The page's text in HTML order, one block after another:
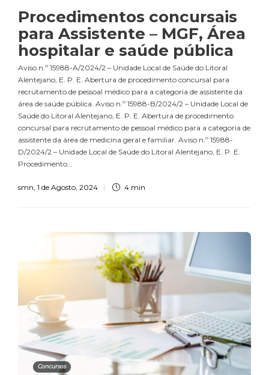
Procedimentos concursais
para Assistente – MGF, Área
hospitalar e saúde pública
Aviso n.º 15988-A/2024/2 – Unidade Local de Saúde do Litoral
Alentejano, E. P. E. Abertura de procedimento concursal para
recrutamento de pessoal médico para a categoria de assistente da
área de saúde pública. Aviso n.º 15988-B/2024/2 – Unidade Local de
Saúde do Litoral Alentejano, E. P. E. Abertura de procedimento
concursal para recrutamento de pessoal médico para a categoria de
assistente da área de medicina geral e familiar. Aviso n.º 15988-
D/2024/2 – Unidade Local de Saúde do Litoral Alentejano, E. P. E.
Procedimento...
smn 1 de Agosto, 2024 4 min
Concursos